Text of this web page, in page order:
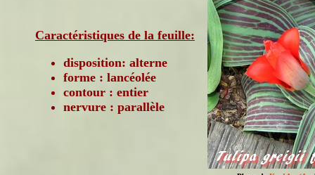
Caractéristiques de la feuille:
disposition: alterne
forme : lancéolée
contour : entier
nervure : parallèle